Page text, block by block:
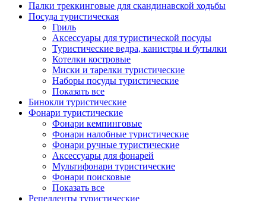
Палки треккинговые для скандинавской ходьбы
Посуда туристическая
Гриль
Аксессуары для туристической посуды
Туристические ведра, канистры и бутылки
Котелки костровые
Миски и тарелки туристические
Наборы посуды туристические
Показать все
Бинокли туристические
Фонари туристические
Фонари кемпинговые
Фонари налобные туристические
Фонари ручные туристические
Аксессуары для фонарей
Мультифонари туристические
Фонари поисковые
Показать все
Репелленты туристические